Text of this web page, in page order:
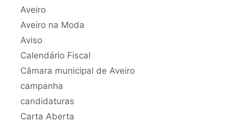
Aveiro
Aveiro na Moda
Aviso
Calendário Fiscal
Câmara municipal de Aveiro
campanha
candidaturas
Carta Aberta